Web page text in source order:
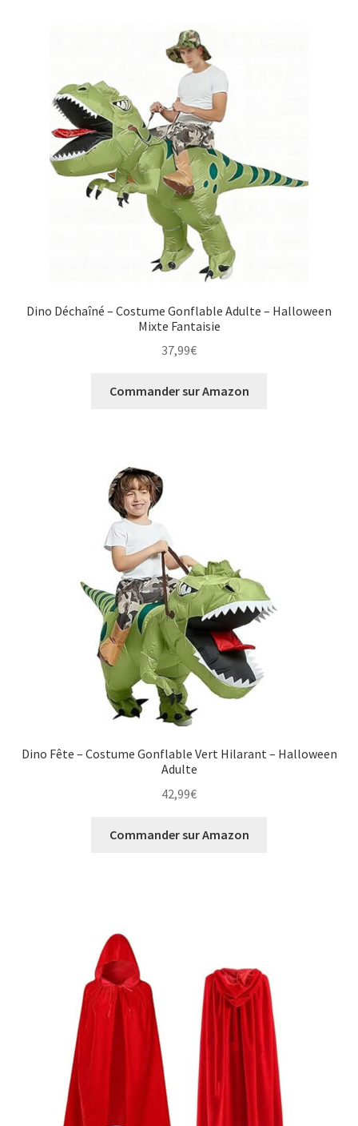
Dino Déchaîné – Costume Gonflable Adulte – Halloween
Mixte Fantaisie
37,99€
Commander sur Amazon
Dino Fête – Costume Gonflable Vert Hilarant – Halloween
Adulte
42,99€
Commander sur Amazon